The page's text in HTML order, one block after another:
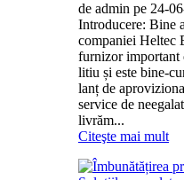
de admin pe 24-
Introducere: Bine
companiei Heltec
furnizor important
litiu și este bine-
lanț de
service de
livrăm...
Citeşte mai mult